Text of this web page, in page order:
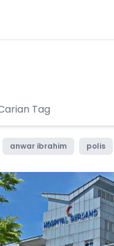
anwar ibrahim polis